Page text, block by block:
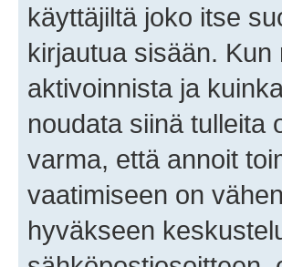
käyttäjiltä joko itse
kirjautua sisään.
aktivoinnista ja
noudata siinä tulleita
varma, että annoit
vaatimiseen on
hyväkseen